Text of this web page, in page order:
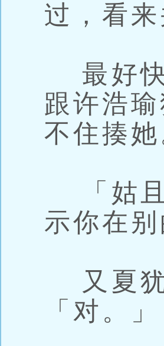
过，看
最好快
跟许浩
不住揍她
「姑且
示你在
又夏犹
「对。」